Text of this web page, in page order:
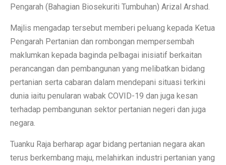
Pengarah (Bahagian Biosekuriti Tumbuhan) Arizal Arshad.
Majlis mengadap tersebut memberi peluang kepada Ketua
Pengarah Pertanian dan rombongan mempersembah
maklumkan kepada baginda pelbagai inisiatif berkaitan
perancangan dan pembangunan yang melibatkan bidang
pertanian serta cabaran dalam mendepani situasi terkini
dunia iaitu penularan wabak COVID-19 dan juga kesan
terhadap pembangunan sektor pertanian negeri dan juga
negara.
Tuanku Raja berharap agar bidang pertanian negara akan
terus berkembang maju, melahirkan industri pertanian yang